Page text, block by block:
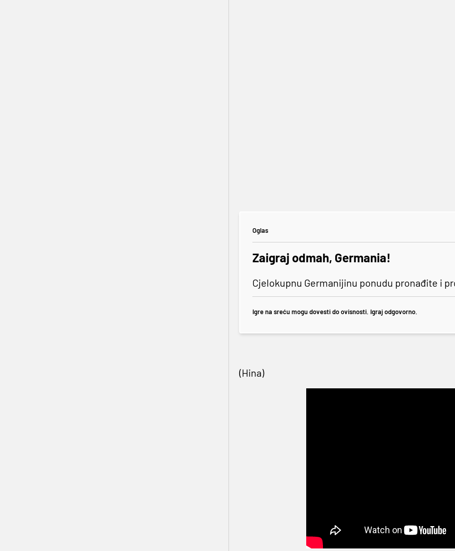
Oglas
Zaigraj odmah, Germania!
Cjelokupnu Germanijinu ponudu pronađite i
Igre na sreću mogu dovesti do ovisnosti. Igraj odgovorno.
(Hina)